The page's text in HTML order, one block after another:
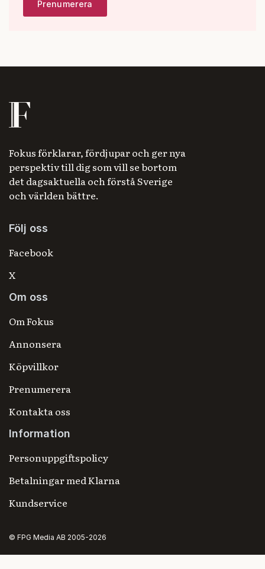
Fokus förklarar, fördjupar och ger nya
perspektiv till dig som vill se bortom
det dagsaktuella och förstå Sverige
och världen bättre.
Följ oss
Facebook
X
Om oss
Om Fokus
Annonsera
Köpvillkor
Prenumerera
Kontakta oss
Information
Personuppgiftspolicy
Betalningar med Klarna
Kundservice
© FPG Media AB 2005-2026